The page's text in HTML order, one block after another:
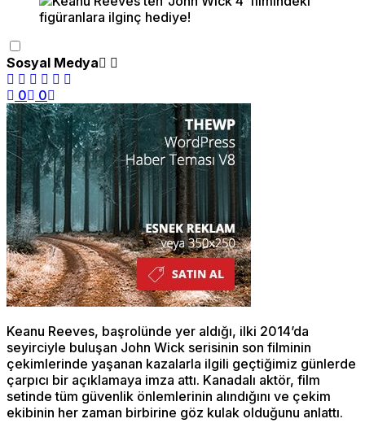
Sosyal Medya
0
0
Keanu Reeves, başrolünde yer aldığı, ilki 2014’da
seyirciyle buluşan John Wick serisinin son filminin
çekimlerinde yaşanan kazalarla ilgili geçtiğimiz günlerde
çarpıcı bir açıklamaya imza attı. Kanadalı aktör, film
setinde tüm güvenlik önlemlerinin alındığını ve çekim
ekibinin her zaman birbirine göz kulak olduğunu anlattı.